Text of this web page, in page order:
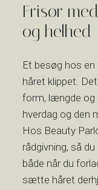
Frisør
og helhed
Et besøg hos
håret klippet.
form, længde og
hverdag og den
Hos Beauty
rådgivning, så
både når du
sætte håret